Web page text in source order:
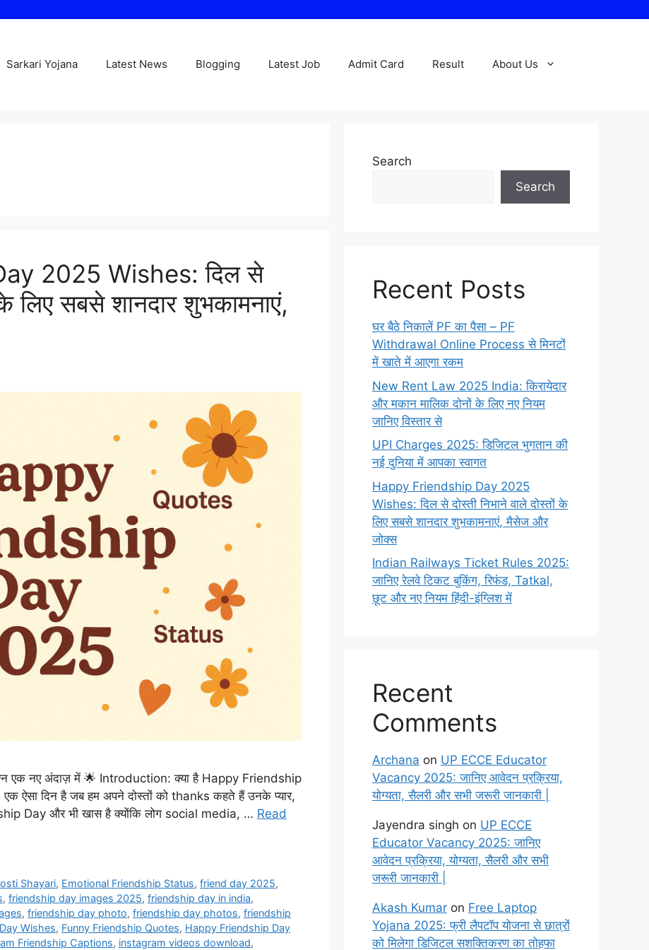
Sarkari Yojana Latest News Blogging Latest Job Admit Card Result About Us
2025 Wishes: दिल से
के लिए सबसे शानदार शुभकामनाएं,
एक नए अंदाज़ में 🌟 Introduction: क्या है Happy Friendship
दिन है जब हम अपने दोस्तों को thanks कहते हैं उनके प्यार,
Day और भी खास है क्योंकि लोग social media, … Read
Shayari, Emotional Friendship Status,friend day 2025,
, friendship day images 2025, friendship day in india,
, friendship day photo, friendship day photos, friendship
Wishes, Funny Friendship Quotes, Happy Friendship Day
Friendship Captions, instagram videos download,
Search
Search
Recent Posts
घर बैठे निकालें PF का पैसा – PF
Withdrawal Online Process से मिनटों
में खाते में आएगा रकम
New Rent Law 2025 India: किरायेदार
और मकान मालिक दोनों के लिए नए नियम
जानिए विस्तार से
UPI Charges 2025: डिजिटल भुगतान की
नई दुनिया में आपका स्वागत
Happy Friendship Day 2025
Wishes: दिल से दोस्ती निभाने वाले दोस्‍तों के
लिए सबसे शानदार शुभकामनाएं, मैसेज और
जोक्स
Indian Railways Ticket Rules 2025:
जानिए रेलवे टिकट बुकिंग, रिफंड, Tatkal,
छूट और नए नियम हिंदी-इंग्लिश में
Recent
Comments
Archana on UP ECCE Educator
Vacancy 2025: जानिए आवेदन प्रक्रिया,
योग्यता, सैलरी और सभी जरूरी जानकारी |
Jayendra singh on UP ECCE
Educator Vacancy 2025: जानिए
आवेदन प्रक्रिया, योग्यता, सैलरी और सभी
जरूरी जानकारी |
Akash Kumar on Free Laptop
Yojana 2025: फ्री लैपटॉप योजना से छात्रों
को मिलेगा डिजिटल सशक्तिकरण का तोहफा